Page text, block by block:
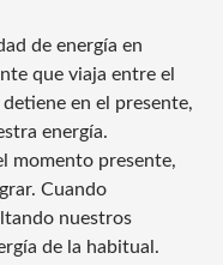
de energía en
que viaja entre el
en el presente,
energía.
momento presente,
Cuando
nuestros
de la habitual.